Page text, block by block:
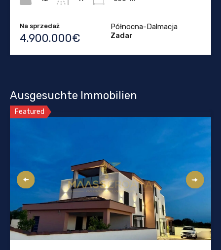
Na sprzedaż
4.900.000€
Północna-Dalmacja
Zadar
Ausgesuchte Immobilien
Featured